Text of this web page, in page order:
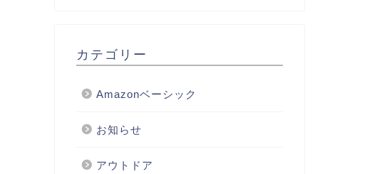
カテゴリー
Amazonベーシック
お知らせ
アウトドア